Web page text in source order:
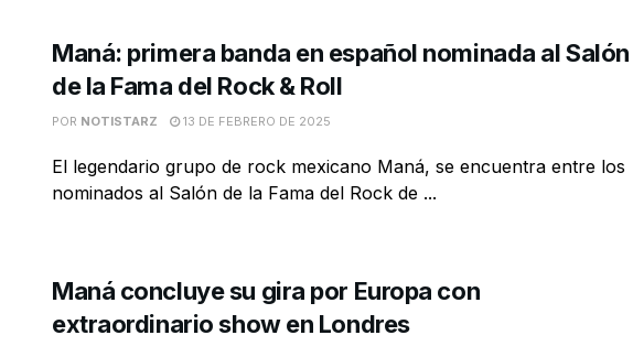
Maná: primera banda en español nominada al Salón
de la Fama del Rock & Roll
POR NOTISTARZ 13 DE FEBRERO DE 2025
El legendario grupo de rock mexicano Maná, se encuentra entre los
nominados al Salón de la Fama del Rock de ...
Maná concluye su gira por Europa con
extraordinario show en Londres